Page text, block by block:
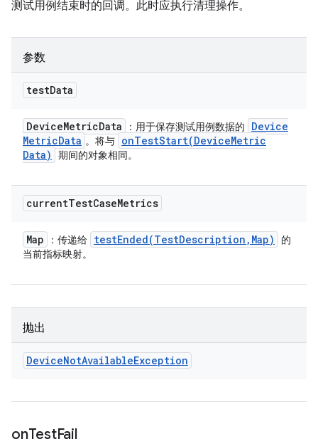
测试用例结束时的回调。此时应执行清理操作。
参数
testData
DeviceMetricData ：用于保存测试用例数据的
Device
MetricData 。将与 onTestStart(DeviceMetric
Data)
期间的对象相同。
currentTestCaseMetrics
Map ：传递给 testEnded(TestDescription , Map)
的
当前指标映射。
抛出
DeviceNotAvailableException
onTestFail